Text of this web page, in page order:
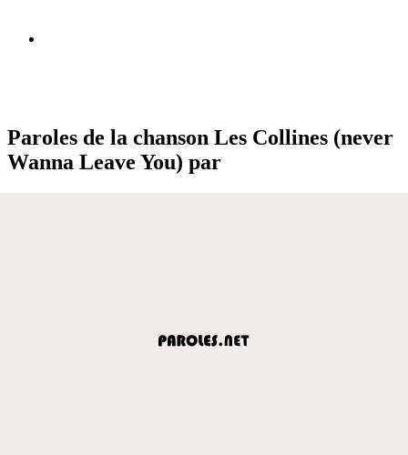
Paroles de la chanson Les Collines (never
Wanna Leave You) par